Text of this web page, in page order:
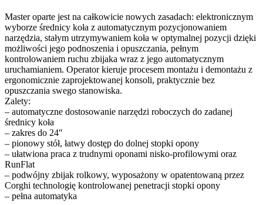
Master oparte jest na całkowicie nowych zasadach: elektronicznym
wyborze średnicy koła z automatycznym pozycjonowaniem
narzędzia, stałym utrzymywaniem koła w optymalnej pozycji dzięki
możliwości jego podnoszenia i opuszczania, pełnym
kontrolowaniem ruchu zbijaka wraz z jego automatycznym
uruchamianiem. Operator kieruje procesem montażu i demontażu z
ergonomicznie zaprojektowanej konsoli, praktycznie bez
opuszczania swego stanowiska.
Zalety:
– automatyczne dostosowanie narzędzi roboczych do zadanej
średnicy koła
– zakres do 24″
– pionowy stół, łatwy dostęp do dolnej stopki opony
– ułatwiona praca z trudnymi oponami nisko-profilowymi oraz
RunFlat
– podwójny zbijak rolkowy, wyposażony w opatentowaną przez
Corghi technologię kontrolowanej penetracji stopki opony
– pełna automatyka